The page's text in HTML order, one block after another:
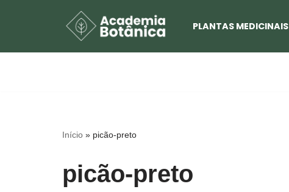
para
PLANTAS MEDICINAIS
Início » picão-preto
picão-preto